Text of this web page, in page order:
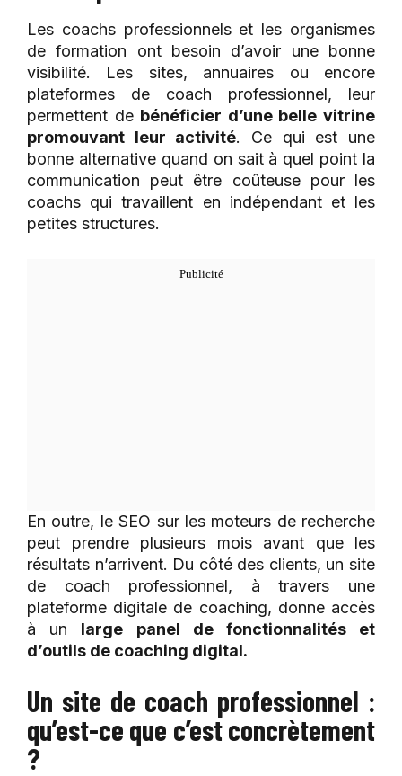
Les coachs professionnels et les organismes
de formation ont besoin d’avoir une bonne
visibilité. Les sites, annuaires ou encore
plateformes de coach professionnel, leur
permettent de bénéficier d’une belle vitrine
promouvant leur activité. Ce qui est une
bonne alternative quand on sait à quel point la
communication peut être coûteuse pour les
coachs qui travaillent en indépendant et les
petites structures.
En outre, le SEO sur les moteurs de recherche
peut prendre plusieurs mois avant que les
résultats n’arrivent. Du côté des clients, un site
de coach professionnel, à travers une
plateforme digitale de coaching, donne accès
à un large panel de fonctionnalités et
d’outils de coaching digital.
Un site de coach professionnel :
qu’est-ce que c’est concrètement
?